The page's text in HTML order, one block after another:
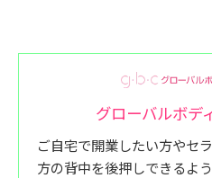
グローバルボデ
ご自宅で開業したい方やセ
方の背中を後押しできるよ